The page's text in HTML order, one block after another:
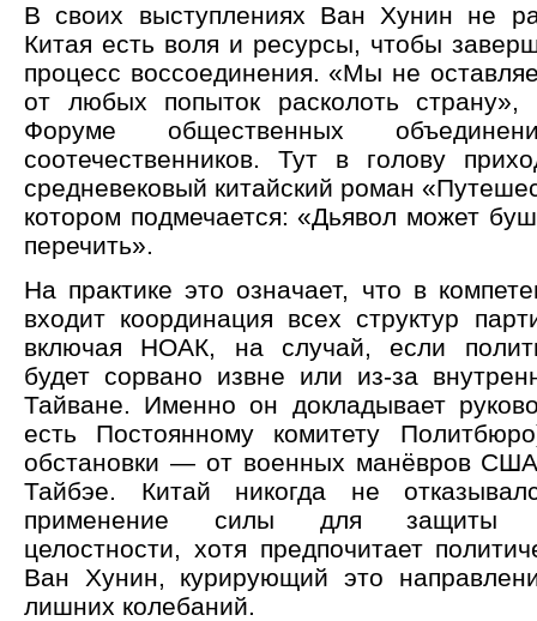
В своих выступлениях Ван Хунин не
Китая есть воля и ресурсы, чтобы
процесс воссоединения. «Мы не
от любых попыток расколоть
Форуме общественных
соотечественников. Тут в голову
средневековый китайский роман
котором подмечается: «Дьявол может
перечить».
На практике это означает, что в
входит координация всех структур
включая НОАК, на случай, если
будет сорвано извне или из-за
Тайване. Именно он докладывает
есть Постоянному комитету
обстановки — от военных манёвров
Тайбэе. Китай никогда не
применение силы для защиты
целостности, хотя предпочитает
Ван Хунин, курирующий это
лишних колебаний.